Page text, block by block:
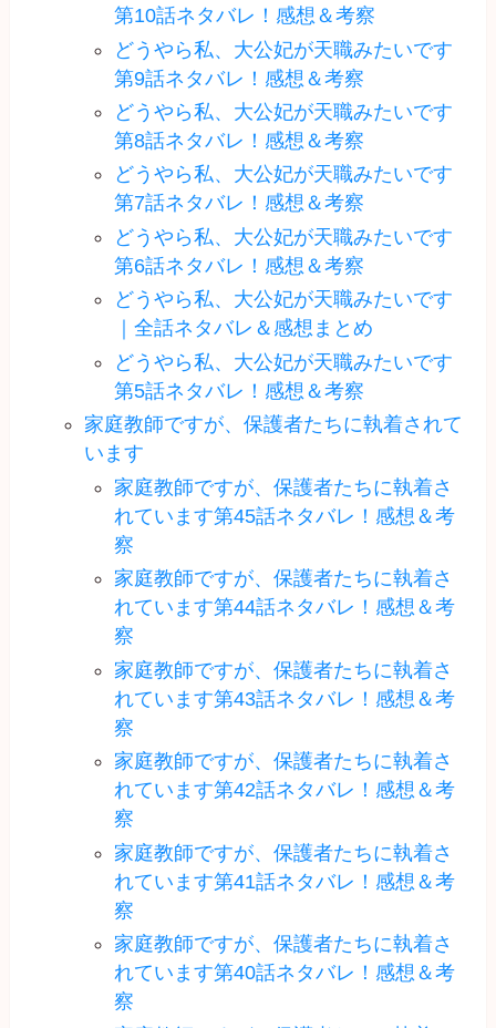
第10話ネタバレ！感想＆考察
どうやら私、大公妃が天職みたいです
第9話ネタバレ！感想＆考察
どうやら私、大公妃が天職みたいです
第8話ネタバレ！感想＆考察
どうやら私、大公妃が天職みたいです
第7話ネタバレ！感想＆考察
どうやら私、大公妃が天職みたいです
第6話ネタバレ！感想＆考察
どうやら私、大公妃が天職みたいです
｜全話ネタバレ＆感想まとめ
どうやら私、大公妃が天職みたいです
第5話ネタバレ！感想＆考察
家庭教師ですが、保護者たちに執着されて
います
家庭教師ですが、保護者たちに執着さ
れています第45話ネタバレ！感想＆考
察
家庭教師ですが、保護者たちに執着さ
れています第44話ネタバレ！感想＆考
察
家庭教師ですが、保護者たちに執着さ
れています第43話ネタバレ！感想＆考
察
家庭教師ですが、保護者たちに執着さ
れています第42話ネタバレ！感想＆考
察
家庭教師ですが、保護者たちに執着さ
れています第41話ネタバレ！感想＆考
察
家庭教師ですが、保護者たちに執着さ
れています第40話ネタバレ！感想＆考
察